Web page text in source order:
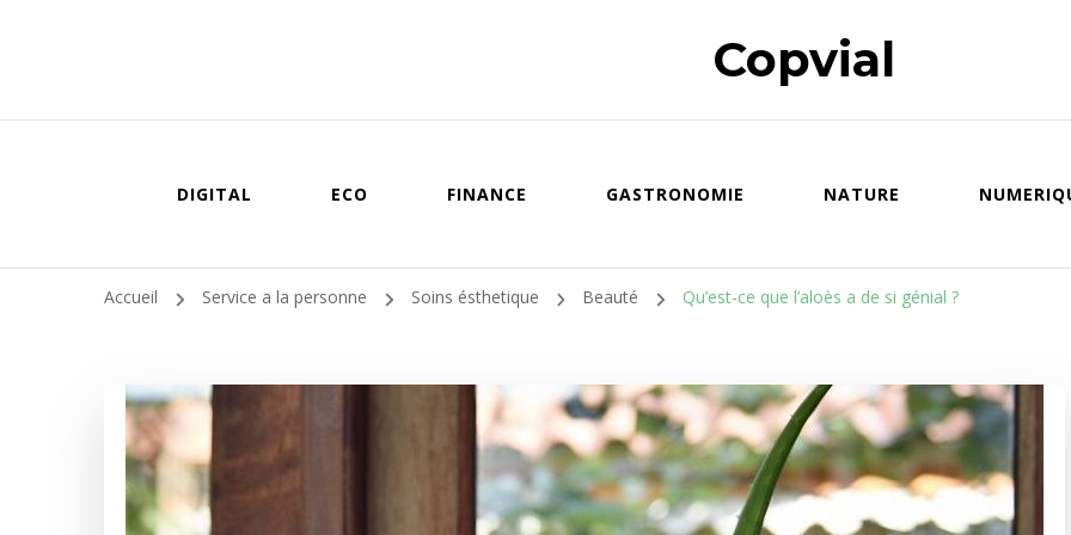
Copvial
DIGITAL ECO FINANCE GASTRONOMIE NATURE
Accueil Service a la personne Soins ésthetique Beauté Qu’est-ce que l’aloès a de si génial ?